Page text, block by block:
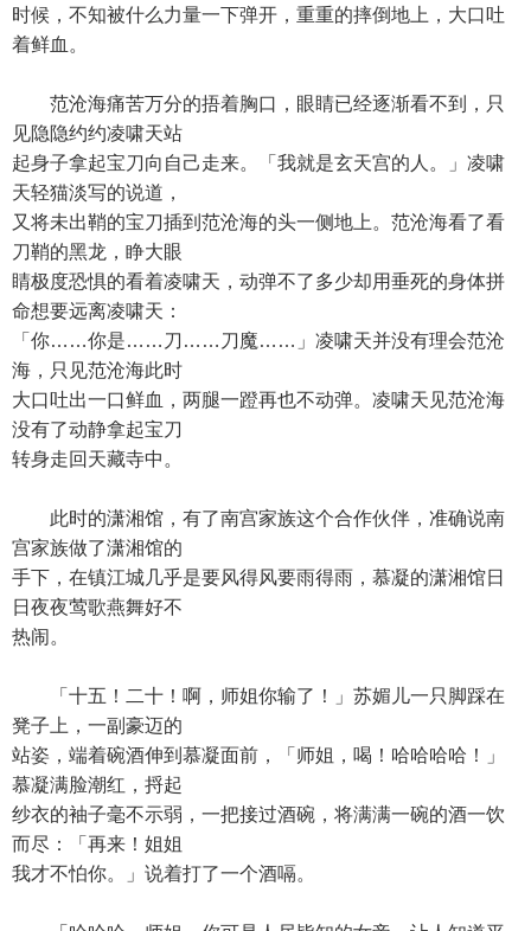
时候，不知被什么力量一下弹开，重重的摔倒地上，大口吐
着鲜血。
范沧海痛苦万分的捂着胸口，眼睛已经逐渐看不到，只
见隐隐约约凌啸天站
起身子拿起宝刀向自己走来。「我就是玄天宫的人。」凌啸
天轻猫淡写的说道，
又将未出鞘的宝刀插到范沧海的头一侧地上。范沧海看了看
刀鞘的黑龙，睁大眼
睛极度恐惧的看着凌啸天，动弹不了多少却用垂死的身体拼
命想要远离凌啸天：
「你……你是……刀……刀魔……」凌啸天并没有理会范沧
海，只见范沧海此时
大口吐出一口鲜血，两腿一蹬再也不动弹。凌啸天见范沧海
没有了动静拿起宝刀
转身走回天藏寺中。
此时的潇湘馆，有了南宫家族这个合作伙伴，准确说南
宫家族做了潇湘馆的
手下，在镇江城几乎是要风得风要雨得雨，慕凝的潇湘馆日
日夜夜莺歌燕舞好不
热闹。
「十五！二十！啊，师姐你输了！」苏媚儿一只脚踩在
凳子上，一副豪迈的
站姿，端着碗酒伸到慕凝面前，「师姐，喝！哈哈哈哈！」
慕凝满脸潮红，捋起
纱衣的袖子毫不示弱，一把接过酒碗，将满满一碗的酒一饮
而尽：「再来！姐姐
我才不怕你。」说着打了一个酒嗝。